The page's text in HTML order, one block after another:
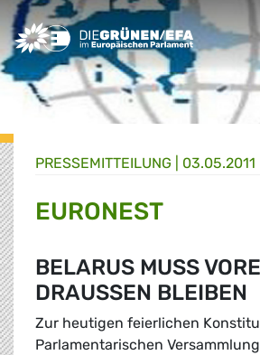
Greens/EFA Home
PRESSE­MITTEILUNG 03.05.2011
EURONEST
BELARUS MUSS
DRAUSSEN BLEIBEN
Zur heutigen feierlichen
Parlamentarischen